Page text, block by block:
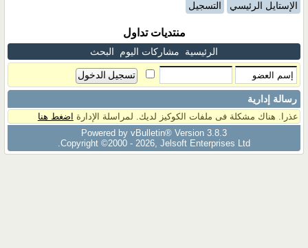
الإستايل الرئيسي التسجيل
منتديات تداول
الرئيسية مشاركات اليوم البحث
رسالة إدارية
عذرا. هناك مشكلة فى ملفات الكوكيز لديك. لمراسلة الإدارة اضغط هنا
Powered by vBulletin® Version 3.8.3
Copyright ©2000 - 2026, Jelsoft Enterprises Ltd.